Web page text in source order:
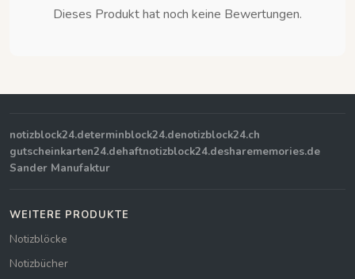
Dieses Produkt hat noch keine Bewertungen.
notizblock24.determinblock24.denotizblock24.ch
gutscheinkarten24.dehaftnotizblock24.desharememories.de
Sander Manufaktur
WEITERE PRODUKTE
Notizblöcke
Notizbücher